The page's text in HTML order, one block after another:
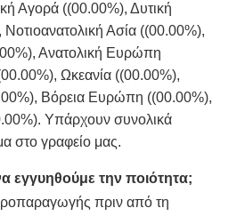
Αγορά ((00.00%), Δυτική
Ασία ((00.00%),
Ανατολική Ευρώπη
Ωκεανία ((00.00%),
Βόρεια Ευρώπη ((00.00%),
Υπάρχουν συνολικά
στο γραφείο μας.
εγγυηθούμε την ποιότητα;
πριν από τη